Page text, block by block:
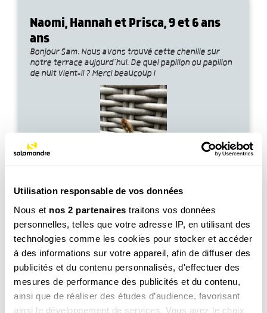
Utilisation responsable de vos données
Nous et nos 2 partenaires traitons vos données
personnelles, telles que votre adresse IP, en utilisant des
technologies comme les cookies pour stocker et accéder
à des informations sur votre appareil, afin de diffuser des
publicités et du contenu personnalisés, d'effectuer des
mesures de performance des publicités et du contenu,
ainsi que de réaliser des études d’audience, favorisant
ainsi le développement de services. Vous avez le choix
Naomi, Hannah et Prisca, 9 et 6 ans
ans
Bonjour Sam. Nous avons trouvé cette chenille sur
notre terrace aujourd’hui. De quel papillon ou papillon
de nuit vient-il ? Merci beaucoup !
Joanne , 7 ans